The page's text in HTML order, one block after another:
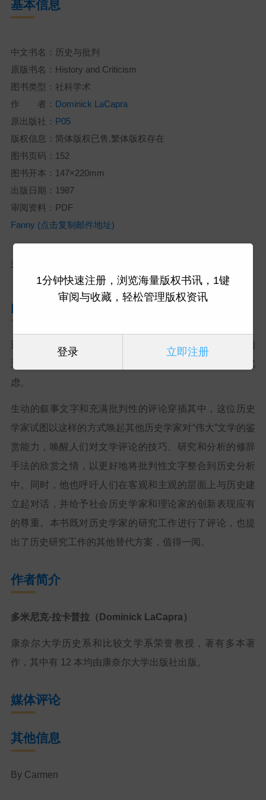
基本信息
中文书名：历史与批判
原版书名：History and Criticism
图书类型：社科学术
作 者： Dominick LaCapra
原出版社： P05
版权信息：简体版权已售,繁体版权存在
图书页码：152
图书开本：147×220mm
出版日期：1987
审阅资料：PDF
Fanny (点击复制邮件地址)
关键词：
内容简介
这本随笔集反映了历史学家多米尼克·拉卡普拉对思想史的
无限热情，以及他在新社会历史中技术和实践“过剩”的忧
虑。
生动的叙事文字和充满批判性的评论穿插其中，这位历史
学家试图以这样的方式唤起其他历史学家对“伟大”文学的鉴
赏能力，唤醒人们对文学评论的技巧、研究和分析的修辞
手法的欣赏之情，以更好地将批判性文字整合到历史分析
中。同时，他也呼吁人们在客观和主观的层面上与历史建
立起对话，并给予社会历史学家和理论家的创新表现应有
的尊重。本书既对历史学家的研究工作进行了评论，也提
出了历史研究工作的其他替代方案，值得一阅。
作者简介
多米尼克·拉卡普拉（Dominick LaCapra）
康奈尔大学历史系和比较文学系荣誉教授，著有多本著
作，其中有 12 本均由康奈尔大学出版社出版。
媒体评论
其他信息
By Carmen
1分钟快速注册，浏览海量版权书讯，1键
审阅与收藏，轻松管理版权资讯
登录 立即注册